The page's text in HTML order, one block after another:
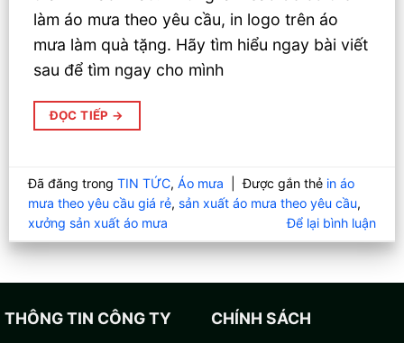
làm áo mưa theo yêu cầu, in logo trên áo
mưa làm quà tặng. Hãy tìm hiểu ngay bài viết
sau để tìm ngay cho mình
ĐỌC TIẾP →
Đã đăng trongTIN TỨC,Áo mưa Được gắn thẻ in áo
mưa theo yêu cầu giá rẻ,sản xuất áo mưa theo yêu cầu,
xưởng sản xuất áo mưa
Để lại bình luận
THÔNG TIN CÔNG TY
CHÍNH SÁCH